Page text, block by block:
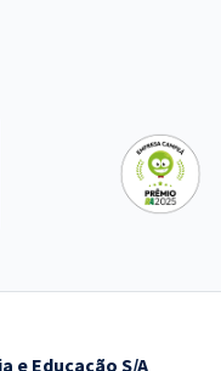
e Educação S/A